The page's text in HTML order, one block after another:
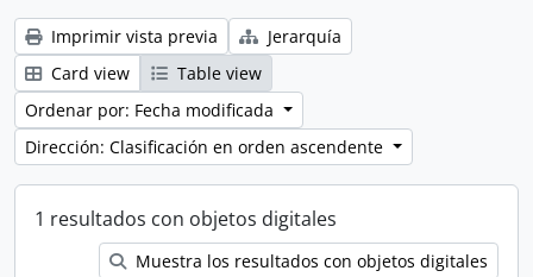
Imprimir vista previa
Jerarquía
Card view
Table view
Ordenar por: Fecha modificada
Dirección: Clasificación en orden ascendente
1 resultados con objetos digitales
Muestra los resultados con objetos digitales